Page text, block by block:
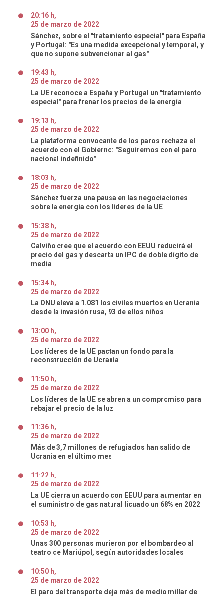
20:16 h,
25 de marzo de 2022
Sánchez, sobre el "tratamiento especial" para España
y Portugal: "Es una medida excepcional y temporal, y
que no supone subvencionar al gas"
19:43 h,
25 de marzo de 2022
La UE reconoce a España y Portugal un "tratamiento
especial" para frenar los precios de la energía
19:13 h,
25 de marzo de 2022
La plataforma convocante de los paros rechaza el
acuerdo con el Gobierno: "Seguiremos con el paro
nacional indefinido"
18:03 h,
25 de marzo de 2022
Sánchez fuerza una pausa en las negociaciones
sobre la energía con los líderes de la UE
15:38 h,
25 de marzo de 2022
Calviño cree que el acuerdo con EEUU reducirá el
precio del gas y descarta un IPC de doble dígito de
media
15:34 h,
25 de marzo de 2022
La ONU eleva a 1.081 los civiles muertos en Ucrania
desde la invasión rusa, 93 de ellos niños
13:00 h,
25 de marzo de 2022
Los líderes de la UE pactan un fondo para la
reconstrucción de Ucrania
11:50 h,
25 de marzo de 2022
Los líderes de la UE se abren a un compromiso para
rebajar el precio de la luz
11:36 h,
25 de marzo de 2022
Más de 3,7 millones de refugiados han salido de
Ucrania en el último mes
11:22 h,
25 de marzo de 2022
La UE cierra un acuerdo con EEUU para aumentar en
el suministro de gas natural licuado un 68% en 2022
10:53 h,
25 de marzo de 2022
Unas 300 personas murieron por el bombardeo al
teatro de Mariúpol, según autoridades locales
10:50 h,
25 de marzo de 2022
El paro del transporte deja más de medio millar de